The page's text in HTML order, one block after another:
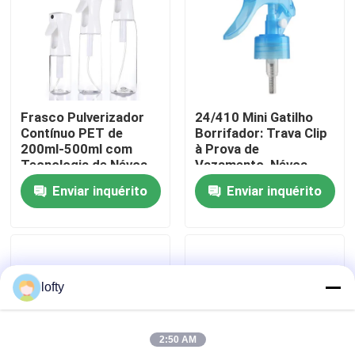
Sobre nós
Excursão da fábrica
Controle da qualidade
Contacte-nos
Casos
mini pulverizador do disparador
Frasco Pulverizador
Contínuo PET de
200ml-500ml com
Tecnologia de Névoa,
Certificado REACH,
Cores Personalizadas
Enviar inquérito
24/410 Mini Gatilho
Borrifador: Trava Clip
à Prova de
Vazamento, Névoa
Fina de 0,3ml para Uso
em Jardim e Salão
Enviar inquérito
lofty
2:50 AM